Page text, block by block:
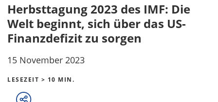
Herbsttagung 2023 des IMF: Die
Welt beginnt, sich über das US-
Finanzdefizit zu sorgen
15 November 2023
LESEZEIT > 10 MIN.